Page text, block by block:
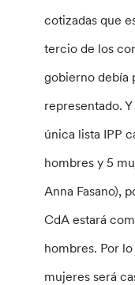
cotizadas que
tercio de los
gobierno debía
representado.
única lista IPP
hombres y 5
Anna Fasano),
CdA estará
hombres. Por
mujeres será